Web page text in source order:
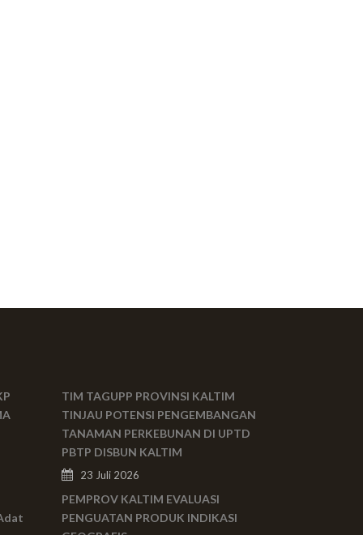
TIM TAGUPP PROVINSI KALTIM
TINJAU POTENSI PENGEMBANGAN
TANAMAN PERKEBUNAN DI UPTD
PBTP DISBUN KALTIM
23 Juli 2026
PEMPROV KALTIM EVALUASI
PENGUATAN PRODUK INDIKASI